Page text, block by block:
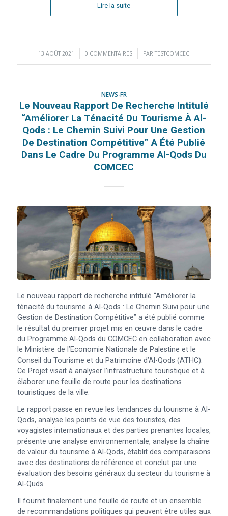
Lire la suite
13 AOÛT 2021
/ 0 COMMENTAIRES
/ PARTESTCOMCEC
NEWS-FR
Le Nouveau Rapport De Recherche Intitulé
“Améliorer La Ténacité Du Tourisme À Al-
Qods : Le Chemin Suivi Pour Une Gestion
De Destination Compétitive” A Été Publié
Dans Le Cadre Du Programme Al-Qods Du
COMCEC
Le nouveau rapport de recherche intitulé “Améliorer la
ténacité du tourisme à Al-Qods : Le Chemin Suivi pour une
Gestion de Destination Compétitive” a été publié comme
le résultat du premier projet mis en œuvre dans le cadre
du Programme Al-Qods du COMCEC en collaboration avec
le Ministère de l’Economie Nationale de Palestine et le
Conseil du Tourisme et du Patrimoine d’Al-Qods (ATHC).
Ce Projet visait à analyser l’infrastructure touristique et à
élaborer une feuille de route pour les destinations
touristiques de la ville.
Le rapport passe en revue les tendances du tourisme à Al-
Qods, analyse les points de vue des touristes, des
voyagistes internationaux et des parties prenantes locales,
présente une analyse environnementale, analyse la chaîne
de valeur du tourisme à Al-Qods, établit des comparaisons
avec des destinations de référence et conclut par une
évaluation des besoins généraux du secteur du tourisme à
Al-Quds.
Il fournit finalement une feuille de route et un ensemble
de recommandations politiques qui peuvent être utiles aux